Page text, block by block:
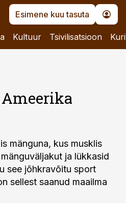
Esimene kuu tasuta
Kultuur Tsivilisatsioon
mänguna, kus musklis
ja lükkasid
see jõhkravõitu sport
sellest saanud maailma